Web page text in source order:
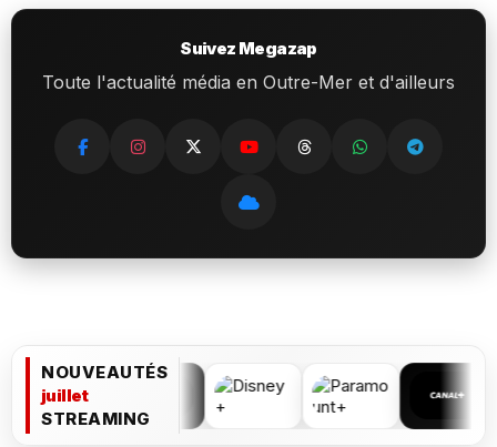
Suivez Megazap
Toute l'actualité média en Outre-Mer et d'ailleurs
NOUVEAUTÉS
juillet
STREAMING